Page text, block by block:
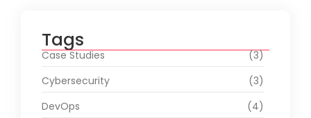
Tags
Case Studies
(3)
Cybersecurity
(3)
DevOps
(4)